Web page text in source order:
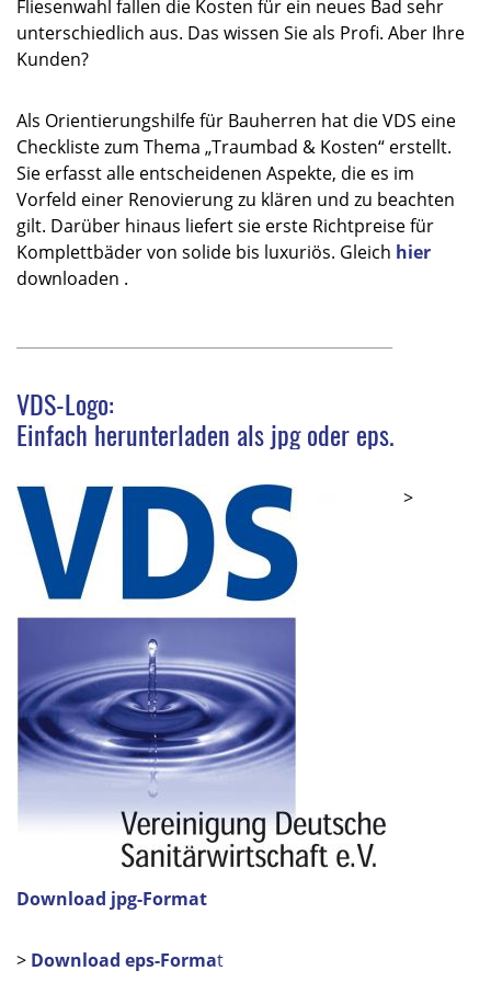
Fliesenwahl fallen die Kosten für ein neues Bad sehr
unterschiedlich aus. Das wissen Sie als Profi. Aber Ihre
Kunden?
Als Orientierungshilfe für Bauherren hat die VDS eine
Checkliste zum Thema „Traumbad & Kosten“ erstellt.
Sie erfasst alle entscheidenen Aspekte, die es im
Vorfeld einer Renovierung zu klären und zu beachten
gilt. Darüber hinaus liefert sie erste Richtpreise für
Komplettbäder von solide bis luxuriös. Gleich hier
downloaden .
VDS-Logo:
Einfach herunterladen als jpg oder eps.
>
Download jpg-Format
> Download eps-Format